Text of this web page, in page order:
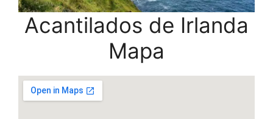
Acantilados de Irlanda
Mapa